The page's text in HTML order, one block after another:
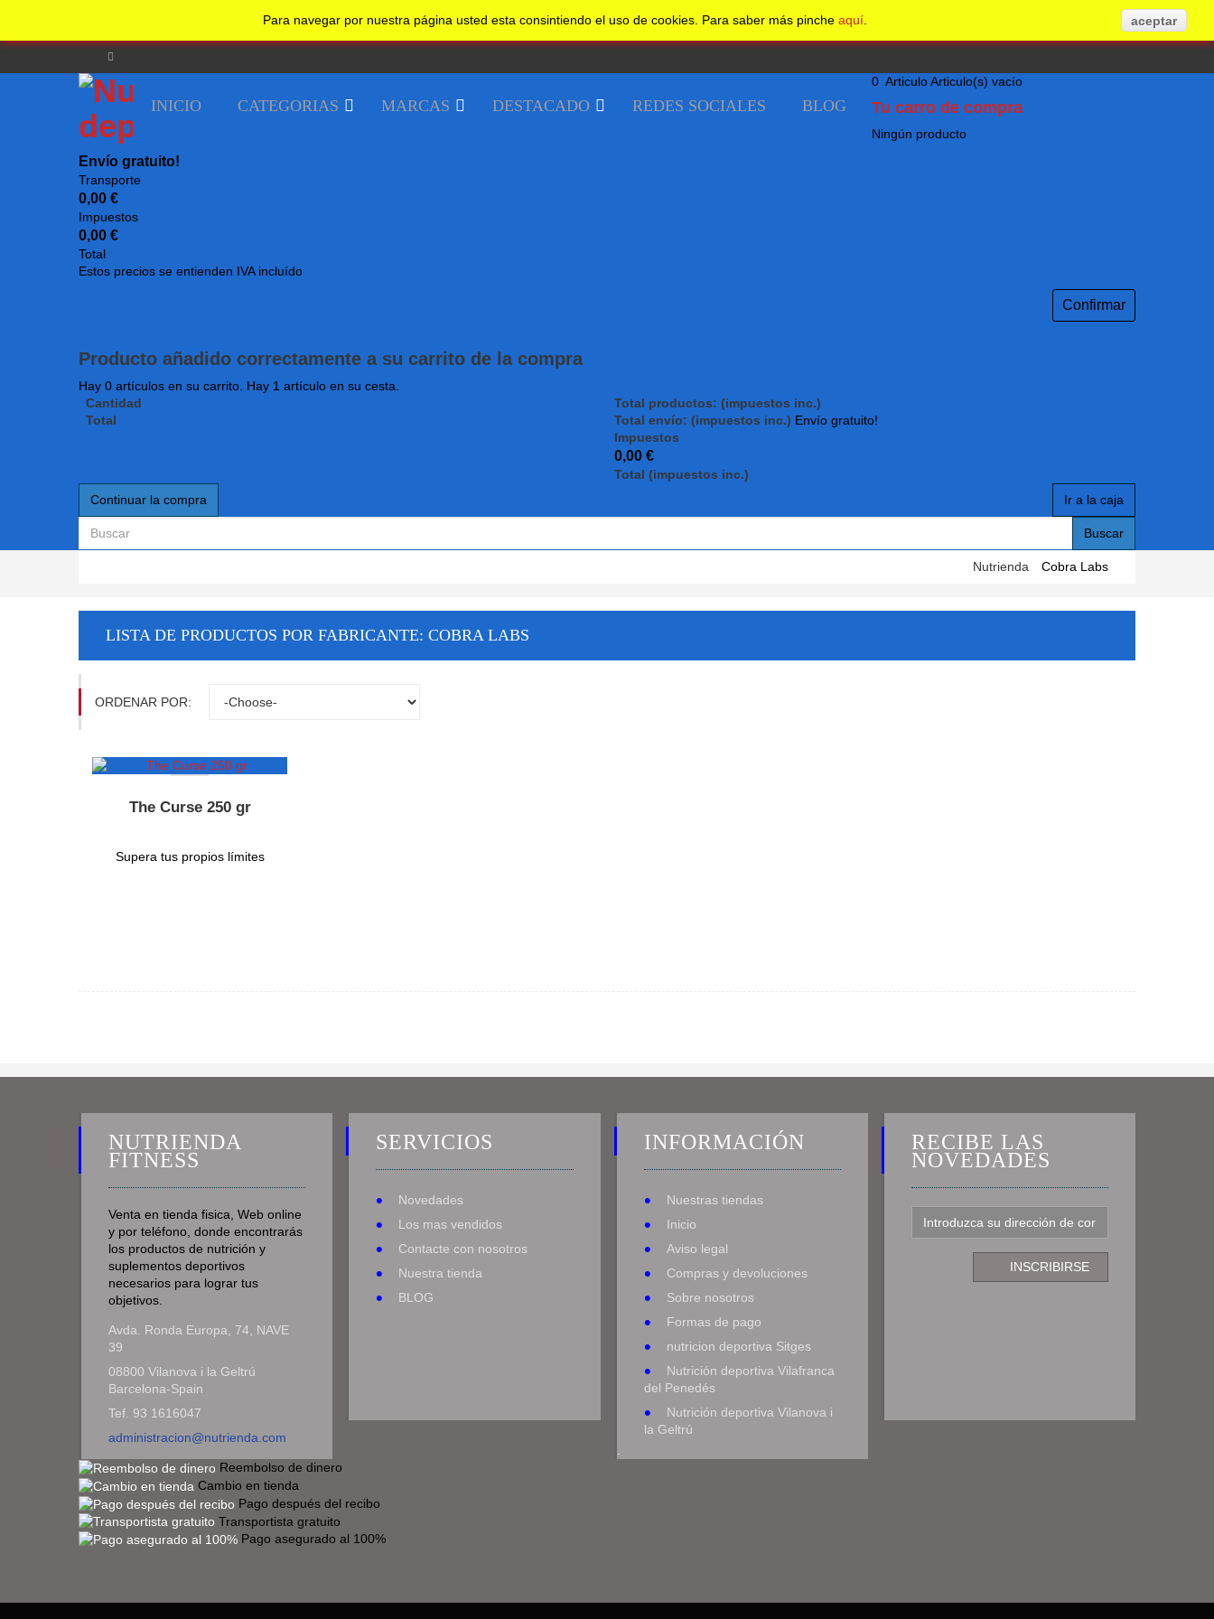
INICIO CATEGORIAS MARCAS DESTACADO REDES SOCIALES BLOG
0 Articulo Articulo(s) vacío
Tu carro de compra
Ningún producto
Envío gratuito!
Transporte
0,00 €
Impuestos
0,00 €
Total
Estos precios se entienden IVA incluído
Confirmar
Producto añadido correctamente a su carrito de la compra
Hay 0 artículos en su carrito. Hay 1 artículo en su cesta.
Cantidad
Total
Total productos: (impuestos inc.)
Total envío: (impuestos inc.) Envío gratuito!
Impuestos
0,00 €
Total (impuestos inc.)
Continuar la compra
Ir a la caja
Buscar
Nutrienda Cobra Labs
LISTA DE PRODUCTOS POR FABRICANTE: COBRA LABS
ORDENAR POR:
The Curse 250 gr
Supera tus propios límites
NUTRIENDA
FITNESS
Venta en tienda fisica, Web online
y por teléfono, donde encontrarás
los productos de nutrición y
suplementos deportivos
necesarios para lograr tus
objetivos.
Avda. Ronda Europa, 74, NAVE
39
08800 Vilanova i la Geltrú
Barcelona-Spain
Tef. 93 1616047
administracion@nutrienda.com
SERVICIOS
Novedades
Los mas vendidos
Contacte con nosotros
Nuestra tienda
BLOG
INFORMACIÓN
Nuestras tiendas
Inicio
Aviso legal
Compras y devoluciones
Sobre nosotros
Formas de pago
nutricion deportiva Sitges
Nutrición deportiva Vilafranca
del Penedés
Nutrición deportiva Vilanova i
la Geltrú
.
RECIBE LAS
NOVEDADES
Para navegar por nuestra página usted esta consintiendo el uso de cookies. Para saber más pinche aquí aceptar
Reembolso de dinero
Cambio en tienda
Pago después del recibo
Transportista gratuito
Pago asegurado al 100%